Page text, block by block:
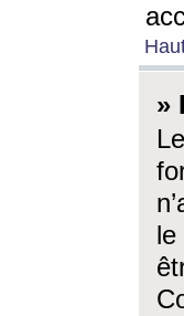
»
le